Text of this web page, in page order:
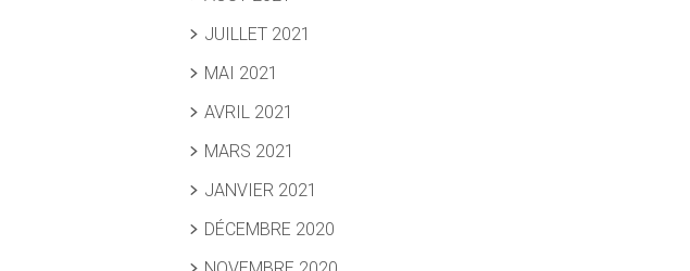
JUILLET 2021
MAI 2021
AVRIL 2021
MARS 2021
JANVIER 2021
DÉCEMBRE 2020